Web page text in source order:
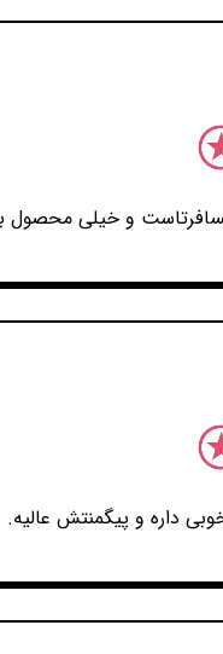
و خیلی محصول
داره و پیگمنتش عالیه.